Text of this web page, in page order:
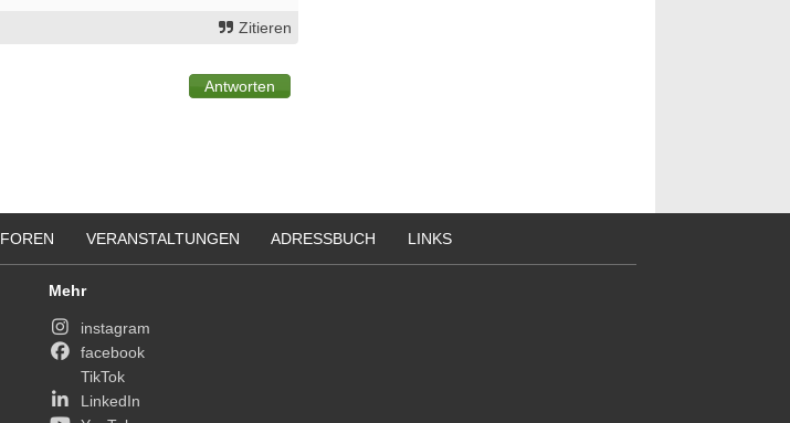
Zitieren
FOREN VERANSTALTUNGEN ADRESSBUCH LINKS
Mehr
instagram
facebook
TikTok
LinkedIn